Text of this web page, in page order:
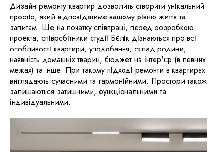
Дизайн ремонту квартир дозволить створити унікальний
простір, який відповідатиме вашому рівню життя та
запитам. Ще на початку співпраці, перед розробкою
проекта, співробітники студії Бєлік дізнаються про всі
особливості квартири, уподобання, склад родини,
наявність домашніх тварин, бюджет на інтер'єр (в певних
межах) та інше. При такому підході ремонти в квартирах
виглядають сучасними та гармонійними. Простори також
залишаються затишними, функціональними та
індивідуальними.